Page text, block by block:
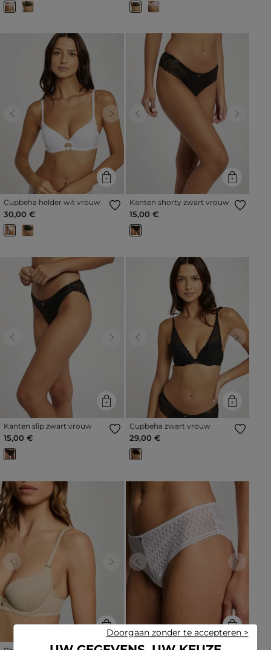
Previous Next
Cupbeha helder wit vrouw
30,00 €
Previous Next
Kanten shorty zwart vrouw
15,00 €
Previous Next
Kanten slip zwart vrouw
15,00 €
Previous Next
Cupbeha zwart vrouw
29,00 €
Previous Next Previous Next
Doorgaan zonder te accepteren >